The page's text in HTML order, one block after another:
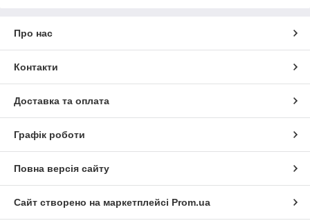
Про нас
Контакти
Доставка та оплата
Графік роботи
Повна версія сайту
Сайт створено на маркетплейсі Prom.ua